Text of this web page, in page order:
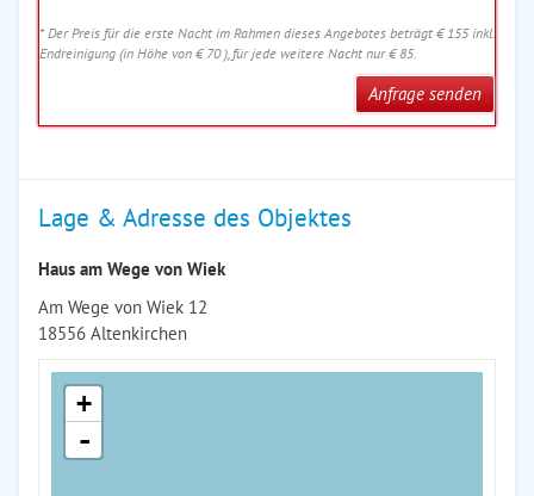
* Der Preis für die erste Nacht im Rahmen dieses Angebotes beträgt € 155 inkl.
Endreinigung (in Höhe von € 70 ), für jede weitere Nacht nur € 85.
Anfrage senden
Lage & Adresse des Objektes
Haus am Wege von Wiek
Am Wege von Wiek 12
18556 Altenkirchen
+
-